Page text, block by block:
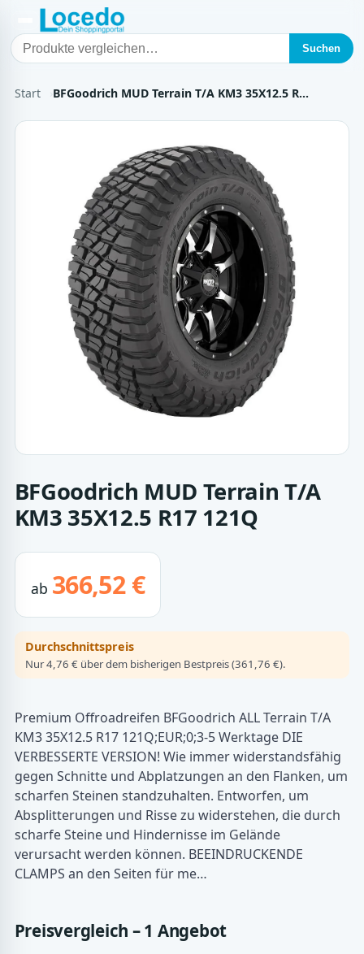
Suchen
Start BFGoodrich MUD Terrain T/A KM3 35X12.5 R…
BFGoodrich MUD Terrain T/A
KM3 35X12.5 R17 121Q
ab 366,52 €
Durchschnittspreis
Nur 4,76 € über dem bisherigen Bestpreis (361,76 €).
Premium Offroadreifen BFGoodrich ALL Terrain T/A
KM3 35X12.5 R17 121Q;EUR;0;3-5 Werktage DIE
VERBESSERTE VERSION! Wie immer widerstandsfähig
gegen Schnitte und Abplatzungen an den Flanken, um
scharfen Steinen standzuhalten. Entworfen, um
Absplitterungen und Risse zu widerstehen, die durch
scharfe Steine und Hindernisse im Gelände
verursacht werden können. BEEINDRUCKENDE
CLAMPS an den Seiten für me…
Preisvergleich – 1 Angebot